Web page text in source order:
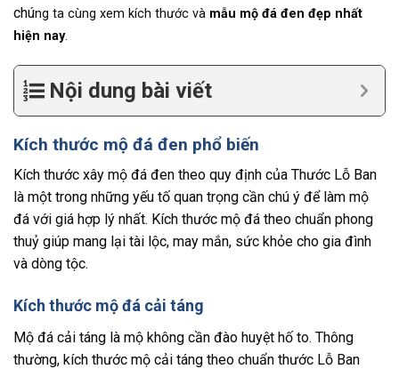
chúng ta cùng xem kích thước và mẫu mộ đá đen đẹp nhất
hiện nay.
Nội dung bài viết
Kích thước mộ đá đen phổ biến
Kích thước xây mộ đá đen theo quy định của Thước Lỗ Ban
là một trong những yếu tố quan trọng cần chú ý để làm mộ
đá với giá hợp lý nhất. Kích thước mộ đá theo chuẩn phong
thuỷ giúp mang lại tài lộc, may mắn, sức khỏe cho gia đình
và dòng tộc.
Kích thước mộ đá cải táng
Mộ đá cải táng là mộ không cần đào huyệt hố to. Thông
thường, kích thước mộ cải táng theo chuẩn thước Lỗ Ban